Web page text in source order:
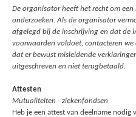
De organisator heeft het recht om
onderzoeken. Als de organisator
afgelegd bij de inschrijving en dat de
voorwaarden voldoet, contacteren
dat er bewust misleidende
uitgeschreven en niet terugbetaald.
Attesten
Mutualiteiten - ziekenfondsen
Heb je een attest van deelname